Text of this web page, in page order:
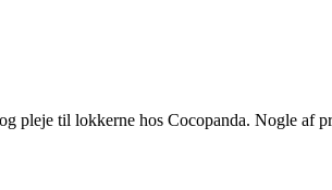
pleje til lokkerne hos Cocopanda. Nogle af